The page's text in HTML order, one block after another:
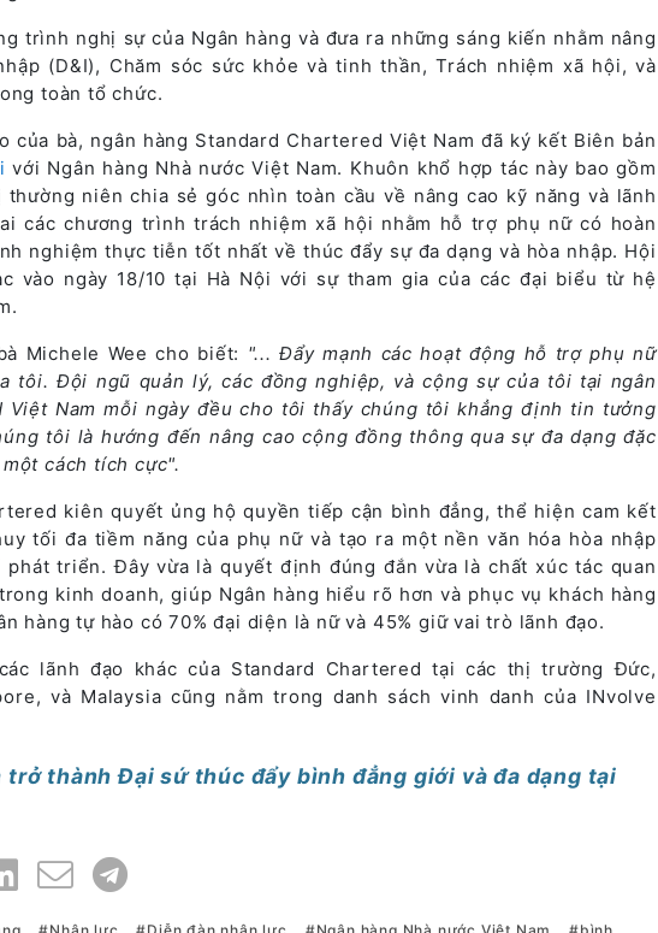
trình nghị sự của Ngân hàng và đưa ra những sáng kiến nhằm nâng
(D&I), Chăm sóc sức khỏe và tinh thần, Trách nhiệm xã hội, và
toàn tổ chức.
của bà, ngân hàng Standard Chartered Việt Nam đã ký kết Biên bản
với Ngân hàng Nhà nước Việt Nam. Khuôn khổ hợp tác này bao gồm
niên chia sẻ góc nhìn toàn cầu về nâng cao kỹ năng và lãnh
các chương trình trách nhiệm xã hội nhằm hỗ trợ phụ nữ có hoàn
nghiệm thực tiễn tốt nhất về thúc đẩy sự đa dạng và hòa nhập. Hội
vào ngày 18/10 tại Hà Nội với sự tham gia của các đại biểu từ hệ
Michele Wee cho biết: "... Đẩy mạnh các hoạt động hỗ trợ phụ nữ
tôi. Đội ngũ quản lý, các đồng nghiệp, và cộng sự của tôi tại ngân
Việt Nam mỗi ngày đều cho tôi thấy chúng tôi khẳng định tin tưởng
tôi là hướng đến nâng cao cộng đồng thông qua sự đa dạng đặc
cách tích cực".
kiên quyết ủng hộ quyền tiếp cận bình đẳng, thể hiện cam kết
tối đa tiềm năng của phụ nữ và tạo ra một nền văn hóa hòa nhập
triển. Đây vừa là quyết định đúng đắn vừa là chất xúc tác quan
kinh doanh, giúp Ngân hàng hiểu rõ hơn và phục vụ khách hàng
hàng tự hào có 70% đại diện là nữ và 45% giữ vai trò lãnh đạo.
lãnh đạo khác của Standard Chartered tại các thị trường Đức,
và Malaysia cũng nằm trong danh sách vinh danh của INvolve
trở thành Đại sứ thúc đẩy bình đẳng giới và đa dạng tại